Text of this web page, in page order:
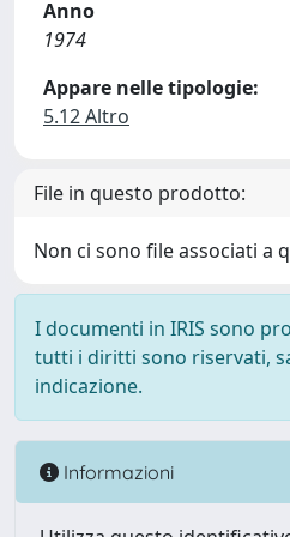
Anno
1974
Appare nelle tipologie:
5.12 Altro
File in questo prodotto:
Non ci sono file associati a
I documenti in IRIS sono
tutti i diritti sono riservati,
indicazione.
Informazioni